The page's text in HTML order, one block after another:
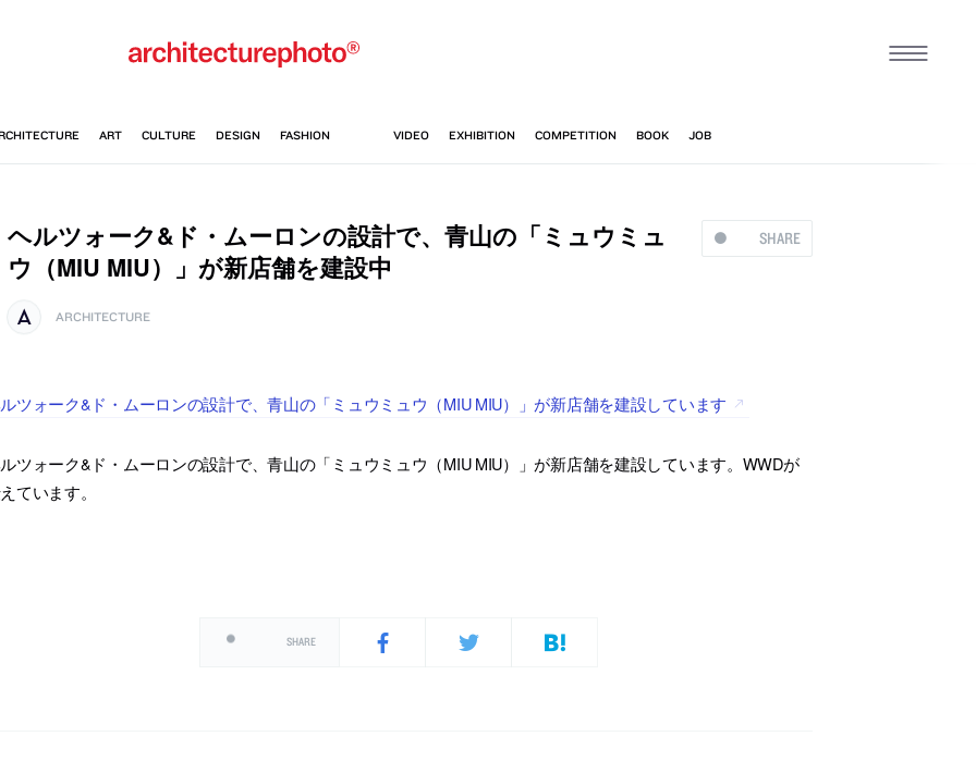
SHARE
ヘルツォーク&ド・ムーロンの設計で、青山の「ミュウミュ
ウ（MIU MIU）」が新店舗を建設中
ARCHITECTURE
ツォーク&ド・ムーロンの設計で、青山の「ミュウミュウ（MIU MIU）」が新店舗を建設しています
ツォーク&ド・ムーロンの設計で、青山の「ミュウミュウ（MIU MIU）」が新店舗を建設しています。WWDが
ています。
SHARE